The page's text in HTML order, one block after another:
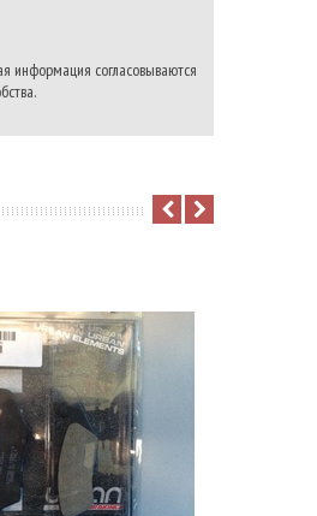
информация согласовываются